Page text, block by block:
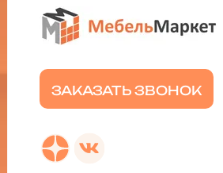
ЗАКАЗАТЬ ЗВОНОК